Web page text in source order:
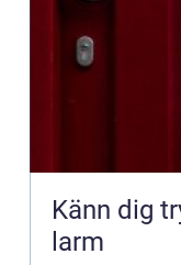
Känn dig
larm